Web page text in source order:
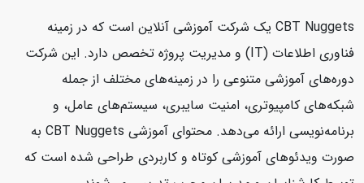
CBT Nuggets یک شرکت آموزشی آنلاین است که در زمینه
فناوری اطلاعات (IT) و مدیریت پروژه تخصص دارد. این شرکت
دوره‌های آموزشی متنوعی را در زمینه‌های مختلف از جمله
شبکه‌های کامپیوتری، امنیت سایبری، سیستم‌های عامل، و
برنامه‌نویسی ارائه می‌دهد. محتوای آموزشی CBT Nuggets به
صورت ویدئوهای آموزشی کوتاه و کاربردی طراحی شده است که